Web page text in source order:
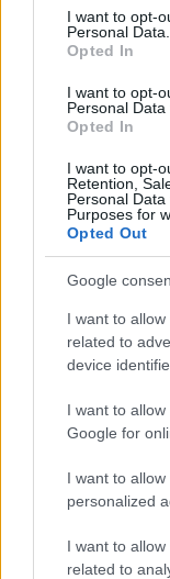
services and may
not limited to your
grant or deny
consent section.
I want to opt-
Personal Data.
Opted In
I want to opt-
Personal Data
Opted In
I want to opt-
Retention,
Personal
Purposes for
Opted Out
Google
I want to
related to
device
I want to
Google for
I want to
personalized
I want to
related to
Investieren24
News Hub UK
Lgbtq News
Investeren 24
NL Newz